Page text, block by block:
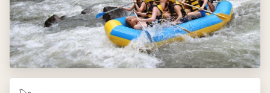
Dag 6
Ubud - Munduk
Vanuit Ubud rijden jullie naar het koele bergdorp Munduk